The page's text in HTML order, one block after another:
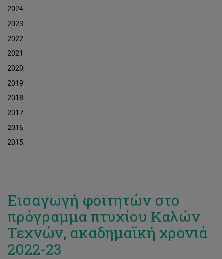
2024
2023
2022
2021
2020
2019
2018
2017
2016
2015
Εισαγωγή φοιτητών στο
πρόγραμμα πτυχίου Καλών
Τεχνών, ακαδημαϊκή χρονιά
2022-23